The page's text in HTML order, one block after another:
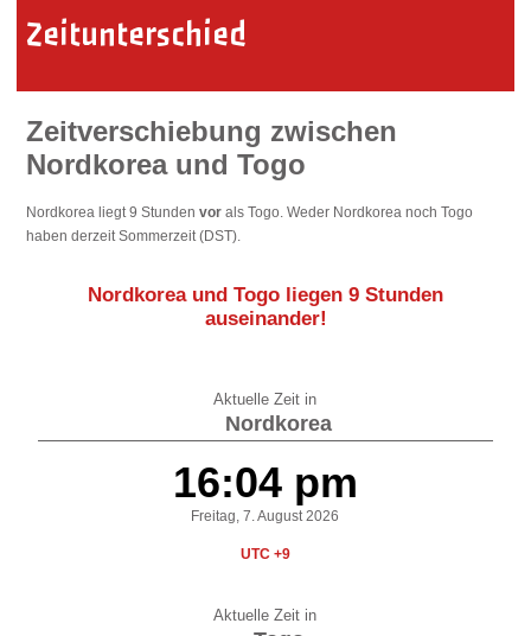
Zeitunterschied
Zeitverschiebung zwischen
Nordkorea und Togo
Nordkorea liegt 9 Stundenvor als Togo. Weder Nordkorea noch Togo
haben derzeit Sommerzeit (DST).
Nordkorea und Togo liegen 9 Stunden
auseinander!
Aktuelle Zeit in
Nordkorea
16:04 pm
Freitag, 7. August 2026
UTC +9
Aktuelle Zeit in